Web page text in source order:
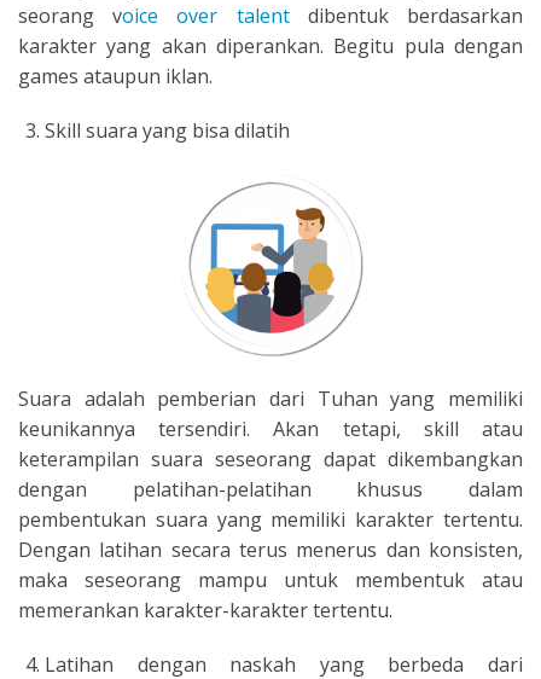
seorang voice over talentdibentuk berdasarkan
karakter yang akan diperankan. Begitu pula dengan
games ataupun iklan.
Skill suara yang bisa dilatih
Suara adalah pemberian dari Tuhan yang memiliki
keunikannya tersendiri. Akan tetapi, skill atau
keterampilan suara seseorang dapat dikembangkan
dengan pelatihan-pelatihan khusus dalam
pembentukan suara yang memiliki karakter tertentu.
Dengan latihan secara terus menerus dan konsisten,
maka seseorang mampu untuk membentuk atau
memerankan karakter-karakter tertentu.
Latihan dengan naskah yang berbeda dari